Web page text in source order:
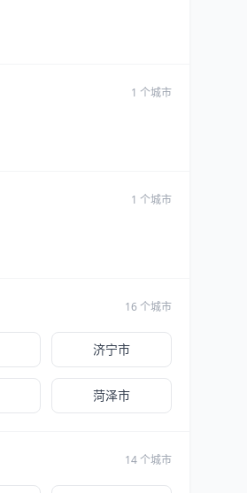
1 个城市
1 个城市
16 个城市
济宁市
菏泽市
14 个城市